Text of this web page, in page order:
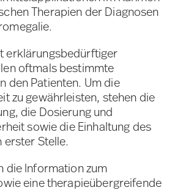
Therapien der Diagnosen
erklärungsbedürftiger
oftmals bestimmte
den Patienten. Um die
zu gewährleisten, stehen die
die Dosierung und
sowie die Einhaltung des
erster Stelle.
die Information zum
eine therapieübergreifende